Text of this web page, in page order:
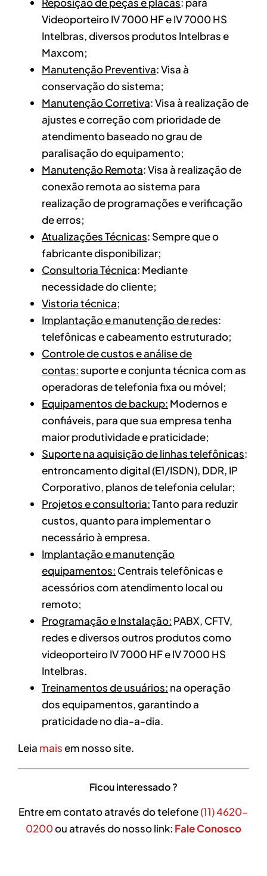
Videoporteiro IV 7000 HF e IV 7000 HS
Intelbras, diversos produtos Intelbras e
Maxcom;
Manutenção Preventiva: Visa à
conservação do sistema;
Manutenção Corretiva: Visa à realização de
ajustes e correção com prioridade de
atendimento baseado no grau de
paralisação do equipamento;
Manutenção Remota: Visa à realização de
conexão remota ao sistema para
realização de programações e verificação
de erros;
Atualizações Técnicas: Sempre que o
fabricante disponibilizar;
Consultoria Técnica: Mediante
necessidade do cliente;
Vistoria técnica;
Implantação e manutenção de redes:
telefônicas e cabeamento estruturado;
Controle de custos e análise de
contas:suporte e conjunta técnica com as
operadoras de telefonia fixa ou móvel;
Equipamentos de backup: Modernos e
confiáveis, para que sua empresa tenha
maior produtividade e praticidade;
Suporte na aquisição de linhas telefônicas:
entroncamento digital (E1/ISDN), DDR, IP
Corporativo, planos de telefonia celular;
Projetos e consultoria:Tanto para reduzir
custos, quanto para implementar o
necessário à empresa.
Implantação e manutenção
equipamentos: Centrais telefônicas e
acessórios com atendimento local ou
remoto;
Programação e Instalação: PABX, CFTV,
redes e diversos outros produtos como
videoporteiro IV 7000 HF e IV 7000 HS
Intelbras.
Treinamentos de usuários: na operação
dos equipamentos, garantindo a
praticidade no dia-a-dia.
Leia maisem nosso site.
Ficou interessado ?
Entre em contato através do telefone(11) 4620-
0200ou através do nosso link: Fale Conosco